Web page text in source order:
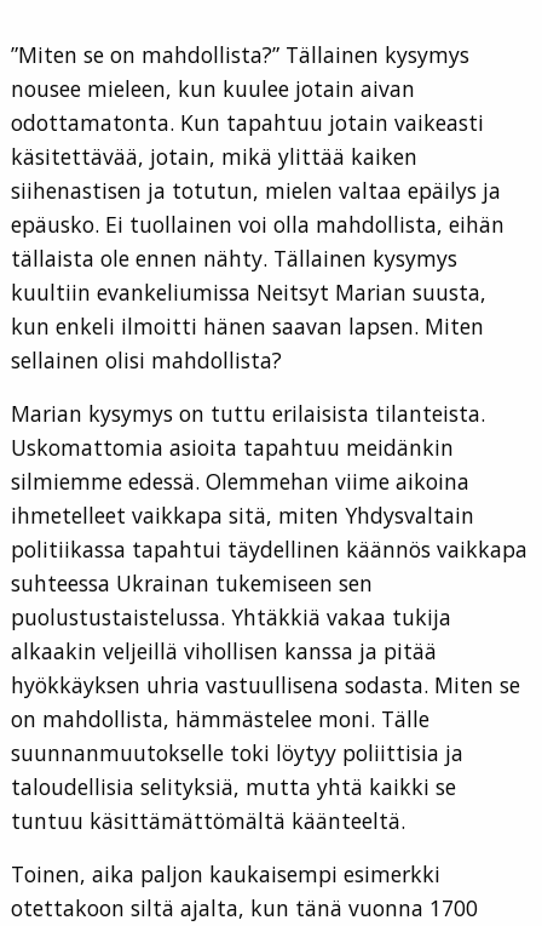
”Miten se on mahdollista?” Tällainen kysymys
nousee mieleen, kun kuulee jotain aivan
odottamatonta. Kun tapahtuu jotain vaikeasti
käsitettävää, jotain, mikä ylittää kaiken
siihenastisen ja totutun, mielen valtaa epäilys ja
epäusko. Ei tuollainen voi olla mahdollista, eihän
tällaista ole ennen nähty. Tällainen kysymys
kuultiin evankeliumissa Neitsyt Marian suusta,
kun enkeli ilmoitti hänen saavan lapsen. Miten
sellainen olisi mahdollista?
Marian kysymys on tuttu erilaisista tilanteista.
Uskomattomia asioita tapahtuu meidänkin
silmiemme edessä. Olemmehan viime aikoina
ihmetelleet vaikkapa sitä, miten Yhdysvaltain
politiikassa tapahtui täydellinen käännös vaikkapa
suhteessa Ukrainan tukemiseen sen
puolustustaistelussa. Yhtäkkiä vakaa tukija
alkaakin veljeillä vihollisen kanssa ja pitää
hyökkäyksen uhria vastuullisena sodasta. Miten se
on mahdollista, hämmästelee moni. Tälle
suunnanmuutokselle toki löytyy poliittisia ja
taloudellisia selityksiä, mutta yhtä kaikki se
tuntuu käsittämättömältä käänteeltä.
Toinen, aika paljon kaukaisempi esimerkki
otettakoon siltä ajalta, kun tänä vuonna 1700